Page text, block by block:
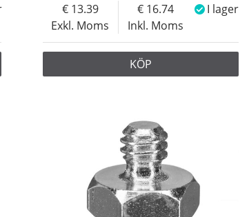
Exkl. Moms
13.39
Inkl. Moms
16.74 I lager
KÖP